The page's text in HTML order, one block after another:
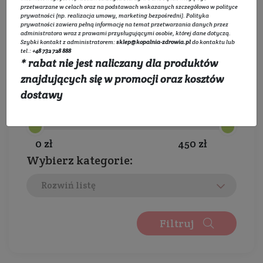
tworzą sukcesywnie markę z tradycją i
ogromnym zaangażowaniem, zyskali tysiące
klientów, którzy są z nimi od początku. Olejki
eteryczne Etja powstają dzięki dystrybutorom w
państwach tj. Indie, Rosja, Australia, Polska,
Francja czy Włochy.
olejków eterycznych i naturalnych olejków do
pielęgnacji skóry.
Aromaterapia
medycyny alternatywnej. Wykorzystuję się w
niej olejki eteryczne, które mają bardzo dobry
Wybierz zakres cen:
0 zł 450 zł
Wybierz kategorie:
Rozwiń listę
Filtruj
przetwarzane w celach oraz na podstawach wskazanych szczegółowo wpolityce
prywatności (np. realizacja umowy, marketing bezpośredni). Polityka
prywatnościzawiera pełną informację na temat przetwarzania danych przez
administratora wraz z prawami przysługującymi osobie, której dane dotyczą.
Szybki kontakt z administratorem:sklep@kopalnia-zdrowia.pldo kontaktu lub
tel.:+48 732 728 888
* rabat nie jest naliczany dla produktów
znajdujących się w promocji oraz kosztów
dostawy